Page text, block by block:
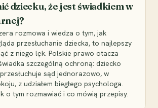
dziecku, że jest świadkiem w
rozmowa i wiedza o tym, jak
przesłuchanie dziecka, to najlepszy
z niego lęk. Polskie prawo otacza
szczególną ochroną: dziecko
sąd jednorazowo, w
z udziałem biegłego psychologa.
o tym rozmawiać i co mówią przepisy.